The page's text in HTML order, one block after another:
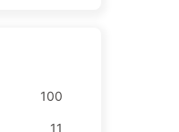
100
11